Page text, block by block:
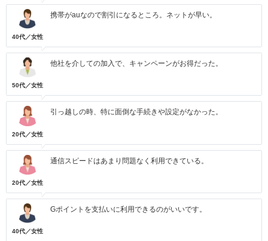
40代／女性
携帯がauなので割引になるところ。ネットが早い。
50代／女性
他社を介しての加入で、キャンペーンがお得だった。
20代／女性
引っ越しの時、特に面倒な手続きや設定がなかった。
20代／女性
通信スピードはあまり問題なく利用できている。
40代／女性
Gポイントを支払いに利用できるのがいいです。